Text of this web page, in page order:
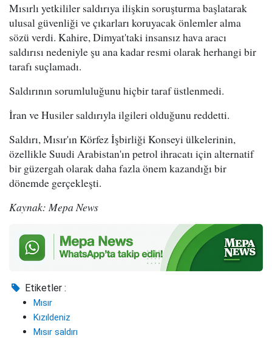
Mısırlı yetkililer saldırıya ilişkin soruşturma başlatarak
ulusal güvenliği ve çıkarları koruyacak önlemler alma
sözü verdi. Kahire, Dimyat'taki insansız hava aracı
saldırısı nedeniyle şu ana kadar resmi olarak herhangi bir
tarafı suçlamadı.
Saldırının sorumluluğunu hiçbir taraf üstlenmedi.
İran ve Husiler saldırıyla ilgileri olduğunu reddetti.
Saldırı, Mısır'ın Körfez İşbirliği Konseyi ülkelerinin,
özellikle Suudi Arabistan'ın petrol ihracatı için alternatif
bir güzergah olarak daha fazla önem kazandığı bir
dönemde gerçekleşti.
Kaynak: Mepa News
Etiketler :
Mısır
Kızıldeniz
Mısır saldırı